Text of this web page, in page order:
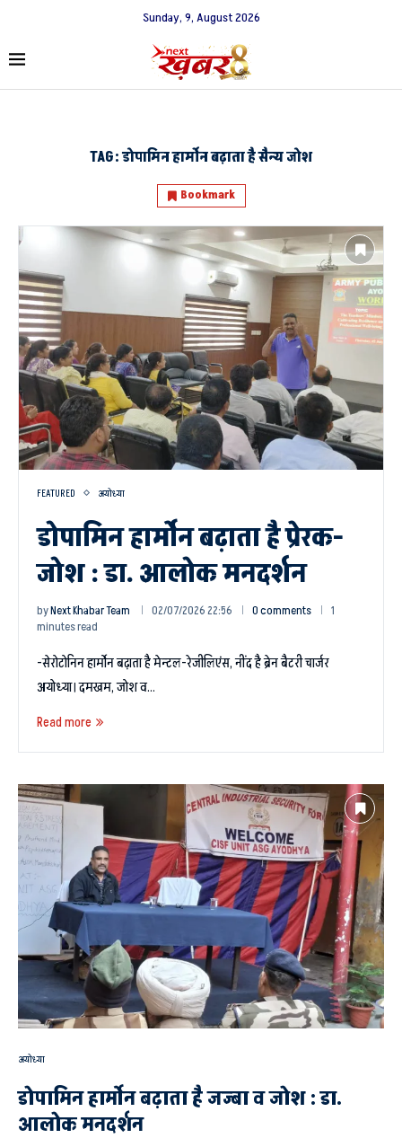
Sunday, 9, August 2026
TAG:डोपामिन हार्मोन बढ़ाता है सैन्य जोश
Bookmark
FEATURED अयोध्या
डोपामिन हार्मोन बढ़ाता है प्रेरक-
जोश : डा. आलोक मनदर्शन
byNext Khabar Team 02/07/2026 22:56 0 comments
1
minutes read
-सेरोटोनिन हार्मोन बढ़ाता है मेन्टल-रेजीलिएंस, नींद है ब्रेन बैटरी चार्जर
अयोध्या। दमखम, जोश व…
Read more
अयोध्या
डोपामिन हार्मोन बढ़ाता है जज्बा व जोश : डा.
आलोक मनदर्शन